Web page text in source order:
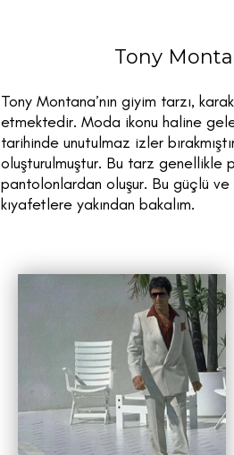
Tony
Tony Montana’nın giyim tarzı,
etmektedir. Moda ikonu haline
tarihinde unutulmaz izler
oluşturulmuştur. Bu tarz genellikle
pantolonlardan oluşur. Bu güçlü ve
kıyafetlere yakından bakalım.